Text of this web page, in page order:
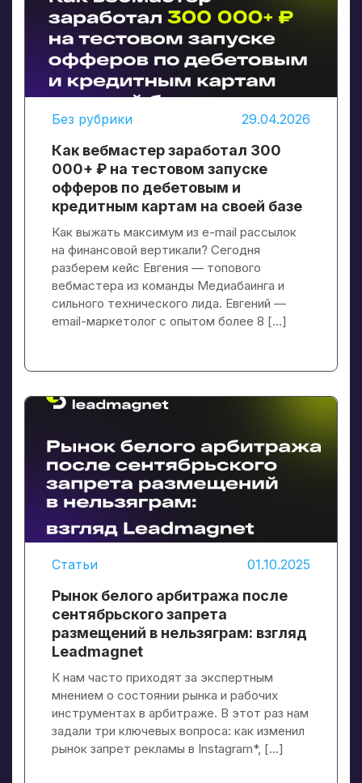
Без рубрики 29.04.2026
Как вебмастер заработал 300
000+ ₽ на тестовом запуске
офферов по дебетовым и
кредитным картам на своей базе
Как выжать максимум из e-mail рассылок
на финансовой вертикали? Сегодня
разберем кейс Евгения — топового
вебмастера из команды Медиабаинга и
сильного технического лида. Евгений —
email-маркетолог с опытом более 8 […]
Статьи 01.10.2025
Рынок белого арбитража после
сентябрьского запрета
размещений в нельзяграм: взгляд
Leadmagnet
К нам часто приходят за экспертным
мнением о состоянии рынка и рабочих
инструментах в арбитраже. В этот раз нам
задали три ключевых вопроса: как изменил
рынок запрет рекламы в Instagram*, […]